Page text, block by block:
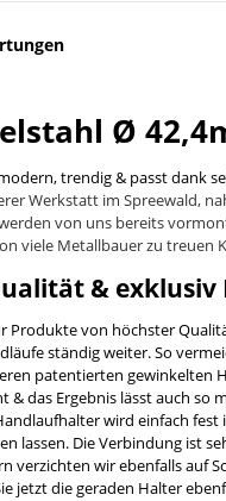
Ø
trendig & passt dank
Werkstatt im Spreewald,
von uns bereits
viele Metallbauer zu treuen
& exklusiv
Produkte von höchster
ständig weiter. So
patentierten gewinkelten
& das Ergebnis lässt auch so
wird einfach
lassen. Die Verbindung ist
verzichten wir ebenfalls auf
jetzt die geraden Halter